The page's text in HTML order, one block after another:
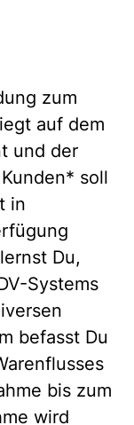
zum
auf dem
und der
soll
in
Du,
Systems
befasst Du
bis zum
wird